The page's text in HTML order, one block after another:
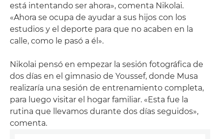
está intentando ser ahora», comenta Nikolai.
«Ahora se ocupa de ayudar a sus hijos con los
estudios y el deporte para que no acaben en la
calle, como le pasó a él».
Nikolai pensó en empezar la sesión fotográfica de
dos días en el gimnasio de Youssef, donde Musa
realizaría una sesión de entrenamiento completa,
para luego visitar el hogar familiar. «Esta fue la
rutina que llevamos durante dos días seguidos»,
comenta.